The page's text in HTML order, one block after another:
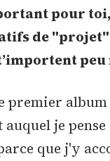
pour
de "projet"
peu
premier
je
que j'y